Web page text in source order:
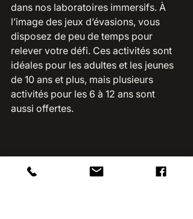
dans nos laboratoires immersifs. À
l’image des jeux d’évasions, vous
disposez de peu de temps pour
relever votre défi. Ces activités sont
idéales pour les adultes et les jeunes
de 10 ans et plus, mais plusieurs
activités pour les 6 à 12 ans sont
aussi offertes.